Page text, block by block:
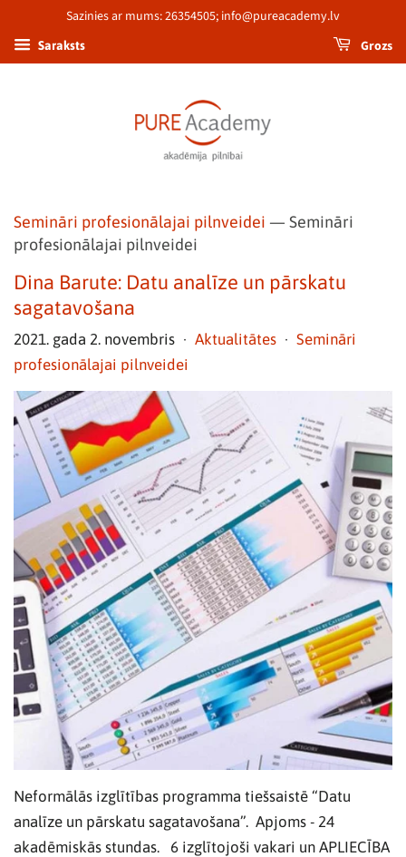
Sazinies ar mums: 26354505; info@pureacademy.lv
Saraksts Grozs
Semināri profesionālajai pilnveidei — Semināri
profesionālajai pilnveidei
Dina Barute: Datu analīze un pārskatu
sagatavošana
2021. gada 2. novembris • Aktualitātes •
Semināri
profesionālajai pilnveidei
Neformālās izglītības programma tiešsaistē “Datu
analīze un pārskatu sagatavošana”. Apjoms - 24
akadēmiskās stundas. 6 izglītojoši vakari un APLIECĪBA